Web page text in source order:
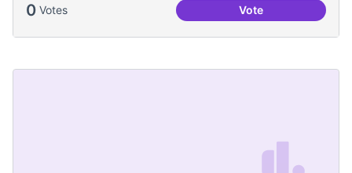
0 Votes VoteComissió de